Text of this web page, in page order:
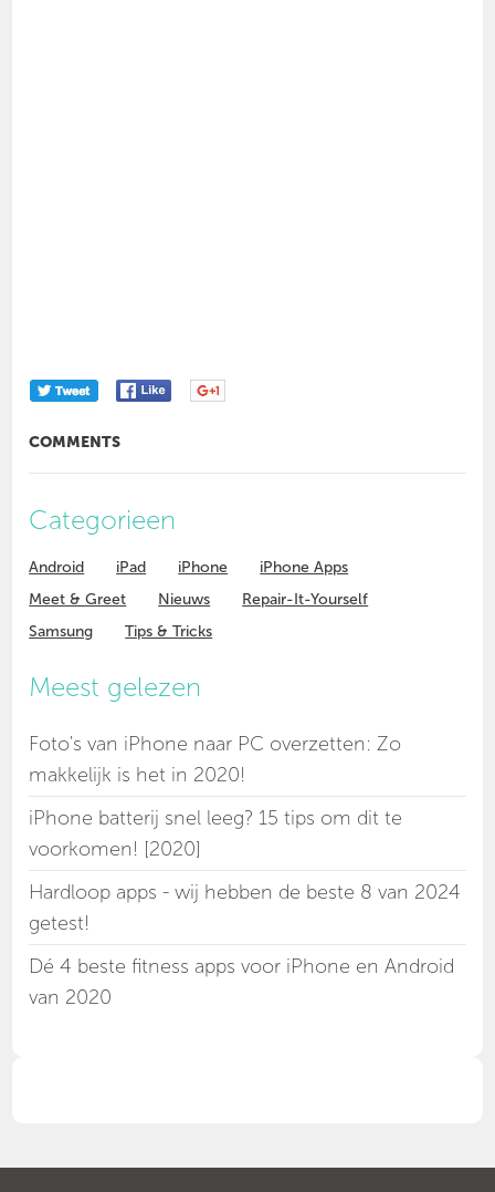
COMMENTS
Categorieen
Android iPad iPhone
iPhone Apps
Meet & Greet
Nieuws
Repair-It-Yourself
Samsung
Tips & Tricks
Meest gelezen
Foto's van iPhone naar PC overzetten: Zo
makkelijk is het in 2020!
iPhone batterij snel leeg? 15 tips om dit te
voorkomen! [2020]
Hardloop apps - wij hebben de beste 8 van 2024
getest!
Dé 4 beste fitness apps voor iPhone en Android
van 2020